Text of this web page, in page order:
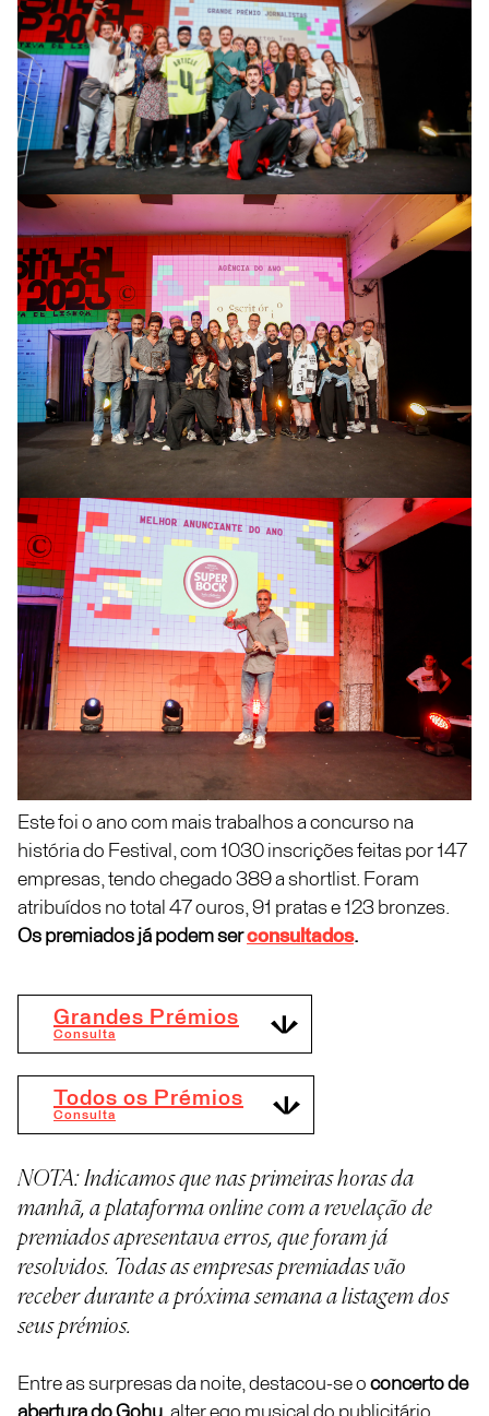
Este foi o ano com mais trabalhos a concurso na
história do Festival, com 1030 inscrições feitas por 147
empresas, tendo chegado 389 a shortlist. Foram
atribuídos no total 47 ouros, 91 pratas e 123 bronzes.
Os premiados já podem serconsultados.
Grandes Prémios
Consulta
Todos os Prémios
Consulta
NOTA: Indicamos que nas primeiras horas da
manhã, a plataforma online com a revelação de
premiados apresentava erros, que foram já
resolvidos. Todas as empresas premiadas vão
receber durante a próxima semana a listagem dos
seus prémios.
Entre as surpresas da noite, destacou-se o concerto de